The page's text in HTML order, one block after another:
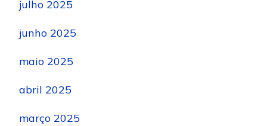
julho 2025
junho 2025
maio 2025
abril 2025
março 2025